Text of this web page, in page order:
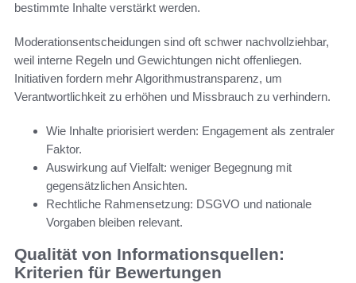
bestimmte Inhalte verstärkt werden.
Moderationsentscheidungen sind oft schwer nachvollziehbar,
weil interne Regeln und Gewichtungen nicht offenliegen.
Initiativen fordern mehr Algorithmustransparenz, um
Verantwortlichkeit zu erhöhen und Missbrauch zu verhindern.
Wie Inhalte priorisiert werden: Engagement als zentraler
Faktor.
Auswirkung auf Vielfalt: weniger Begegnung mit
gegensätzlichen Ansichten.
Rechtliche Rahmensetzung: DSGVO und nationale
Vorgaben bleiben relevant.
Qualität von Informationsquellen:
Kriterien für Bewertungen